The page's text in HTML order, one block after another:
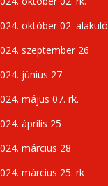
október 02. alakuló
szeptember 26
június 27
május 07. rk.
április 25
március 28
március 25. rk